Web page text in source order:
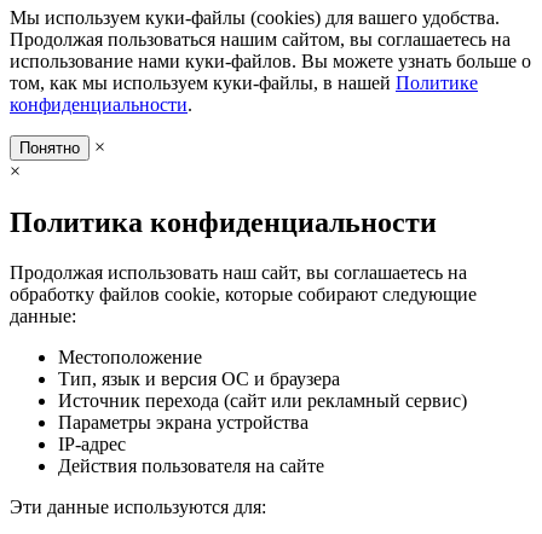
Мы используем куки-файлы (cookies) для вашего удобства.
Продолжая пользоваться нашим сайтом, вы соглашаетесь на
использование нами куки-файлов. Вы можете узнать больше о
том, как мы используем куки-файлы, в нашей Политике
конфиденциальности.
Понятно
×
×
Политика конфиденциальности
Продолжая использовать наш сайт, вы соглашаетесь на
обработку файлов cookie, которые собирают следующие
данные:
Местоположение
Тип, язык и версия ОС и браузера
Источник перехода (сайт или рекламный сервис)
Параметры экрана устройства
IP-адрес
Действия пользователя на сайте
Эти данные используются для: